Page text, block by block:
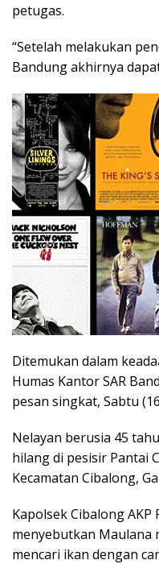
petugas.
“Setelah melakukan
Bandung akhirnya
Ditemukan dalam
Humas Kantor SAR
pesan singkat, Sabtu
Nelayan berusia 45
hilang di pesisir Pantai
Kecamatan Cibalong,
Kapolsek Cibalong
menyebutkan Maulana
mencari ikan dengan